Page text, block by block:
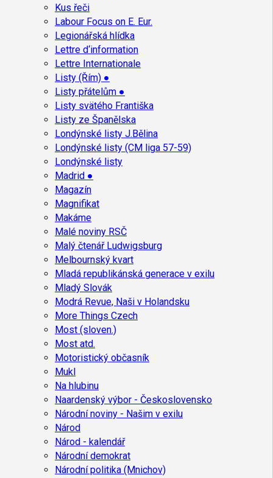
Kus řeči
Labour Focus on E. Eur.
Legionářská hlídka
Lettre d‘information
Lettre Internationale
Listy (Řím) ●
Listy přátelům ●
Listy svätého Františka
Listy ze Španělska
Londýnské listy J.Bělina
Londýnské listy (CM liga 57-59)
Londýnské listy
Madrid ●
Magazín
Magnifikat
Makáme
Malé noviny RSČ
Malý čtenář Ludwigsburg
Melbournský kvart
Mladá republikánská generace v exilu
Mladý Slovák
Modrá Revue, Naši v Holandsku
More Things Czech
Most (sloven.)
Most atd.
Motoristický občasník
Mukl
Na hlubinu
Naardenský výbor - Československo
Národní noviny - Našim v exilu
Národ
Národ - kalendář
Národní demokrat
Národní politika (Mnichov)